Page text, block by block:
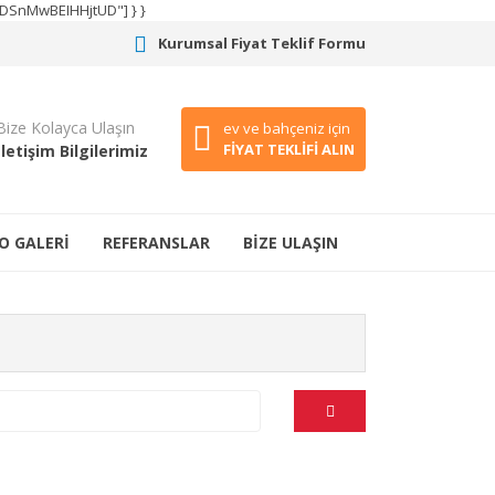
} }
Kurumsal Fiyat Teklif Formu
Kolayca Ulaşın
Bilgilerimiz
ev ve bahçeniz için
FİYAT TEKLİFİ ALIN
GALERİ REFERANSLAR BİZE ULAŞIN